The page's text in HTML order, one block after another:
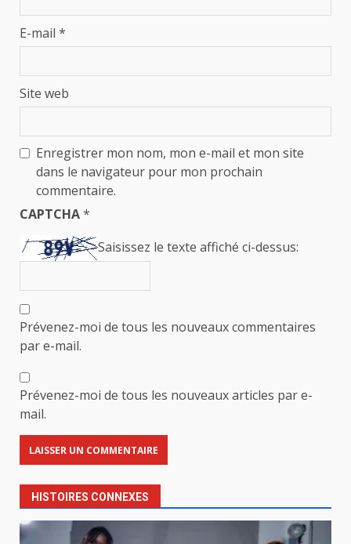
E-mail *
Site web
Enregistrer mon nom, mon e-mail et mon site
dans le navigateur pour mon prochain
commentaire.
CAPTCHA*
Saisissez le texte affiché ci-dessus:
Prévenez-moi de tous les nouveaux commentaires
par e-mail.
Prévenez-moi de tous les nouveaux articles par e-
mail.
HISTOIRES CONNEXES